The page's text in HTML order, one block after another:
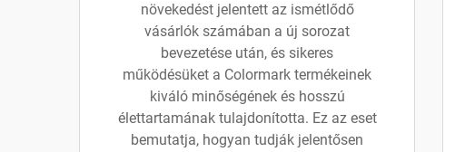
növekedést jelentett az ismétlődő
vásárlók számában a új sorozat
bevezetése után, és sikeres
működésüket a Colormark termékeinek
kiváló minőségének és hosszú
élettartamának tulajdonította. Ez az eset
bemutatja, hogyan tudják jelentősen